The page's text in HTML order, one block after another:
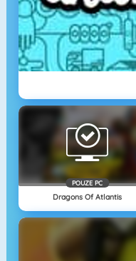
POUZE PC
Dragons Of Atlantis